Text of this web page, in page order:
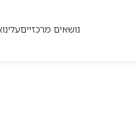
נושאים מרכזייםעלינו